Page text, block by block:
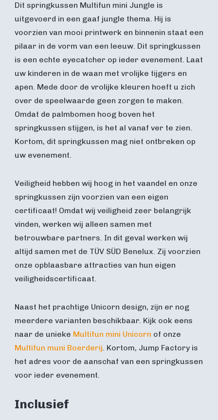
Dit springkussen Multifun mini Jungle is
uitgevoerd in een gaaf jungle thema. Hij is
voorzien van mooi printwerk en binnenin staat een
pilaar in de vorm van een leeuw. Dit springkussen
is een echte eyecatcher op ieder evenement. Laat
uw kinderen in de waan met vrolijke tijgers en
apen. Mede door de vrolijke kleuren hoeft u zich
over de speelwaarde geen zorgen te maken.
Omdat de palmbomen hoog boven het
springkussen stijgen, is het al vanaf ver te zien.
Kortom, dit springkussen mag niet ontbreken op
uw evenement.
Veiligheid hebben wij hoog in het vaandel en onze
springkussen zijn voorzien van een eigen
certificaat! Omdat wij veiligheid zeer belangrijk
vinden, werken wij alleen samen met
betrouwbare partners. In dit geval werken wij
altijd samen met de TÜV SÜD Benelux. Zij voorzien
onze opblaasbare attracties van hun eigen
veiligheidscertificaat.
Naast het prachtige Unicorn design, zijn er nog
meerdere varianten beschikbaar. Kijk ook eens
naar de unieke Multifun mini Unicorn of onze
Multifun muni Boerderij. Kortom, Jump Factory is
het adres voor de aanschaf van een springkussen
voor ieder evenement.
Inclusief